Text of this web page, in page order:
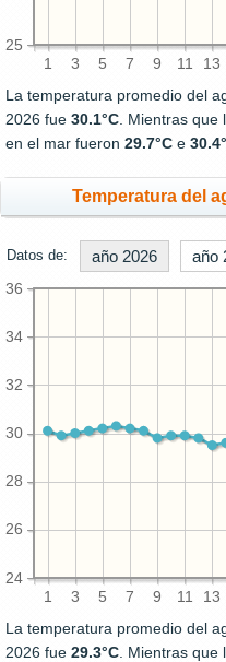
1 3 5 7 9 11 13
25
La temperatura promedio del
2026 fue 30.1°C . Mientras
en el mar fueron 29.7°C e
Temperatura del
Datos de: año 2026 año
1 3 5 7 9 11 13
24
26
28
30
32
34
36
La temperatura promedio del
2026 fue 29.3°C . Mientras